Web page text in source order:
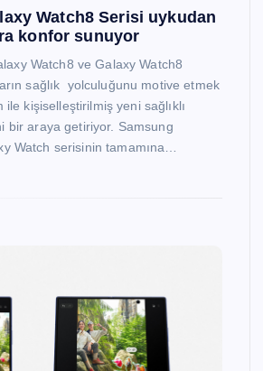
Watch8 Serisi uykudan
konfor sunuyor
Watch8 ve Galaxy Watch8
sağlık yolculuğunu motive etmek
ile kişiselleştirilmiş yeni sağlıklı
bir araya getiriyor. Samsung
Watch serisinin tamamına…